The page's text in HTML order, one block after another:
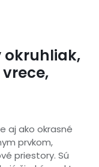
okruhliak,
aj ako okrasné
prvkom,
priestory. Sú